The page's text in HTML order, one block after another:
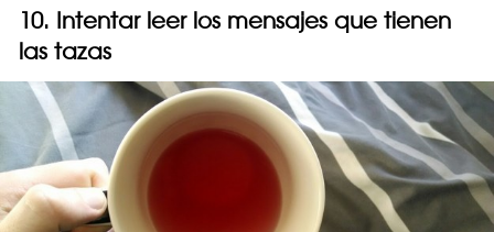
10. Intentar leer los mensajes que tienen
las tazas